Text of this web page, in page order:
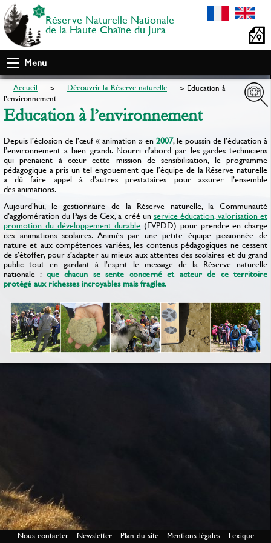
Réserve Naturelle Nationale
de la Haute Chaîne du Jura
Menu
Accueil Découvrir la Réserve naturelle
Education à
l’environnement
Education à l’environnement
Depuis l’éclosion de l’œuf « animation » en 2007, le poussin de l’éducation à
l’environnement a bien grandi. Nourri d’abord par les gardes techniciens
qui prenaient à cœur cette mission de sensibilisation, le programme
pédagogique a pris un tel engouement que l’équipe de la Réserve naturelle
a dû faire appel à d’autres prestataires pour assurer l’ensemble
des animations.
Aujourd’hui, le gestionnaire de la Réserve naturelle, la Communauté
d’agglomération du Pays de Gex, a créé un service éducation, valorisation et
promotion du développement durable (EVPDD) pour prendre en charge
ces animations scolaires. Animés par une petite équipe passionnée de
nature et aux compétences variées, les contenus pédagogiques ne cessent
de s’étoffer, pour s’adapter au mieux aux attentes des scolaires et du grand
public tout en gardant à l’esprit le message de la Réserve naturelle
nationale : que chacun se sente concerné et acteur de ce territoire
protégé aux richesses incroyables mais fragiles.
Nous contacter Newsletter Plan du site Mentions légales Lexique